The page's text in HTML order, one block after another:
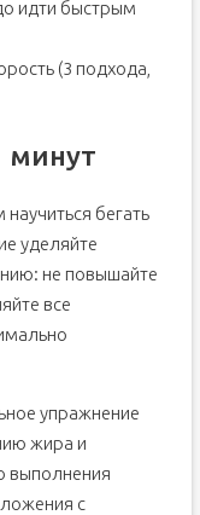
идти быстрым
(3 подхода,
минут
бегать
уделяйте
не повышайте
все
упражнение
жира и
выполнения
с